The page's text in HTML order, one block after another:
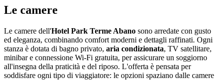
Le camere
Le camere dell'Hotel Park Terme Abano sono arredate con gusto
ed eleganza, combinando comfort moderni e dettagli raffinati. Ogni
stanza è dotata di bagno privato, aria condizionata, TV satellitare,
minibar e connessione Wi-Fi gratuita, per assicurare un soggiorno
all'insegna della praticità e del riposo. L'offerta è pensata per
soddisfare ogni tipo di viaggiatore: le opzioni spaziano dalle camere